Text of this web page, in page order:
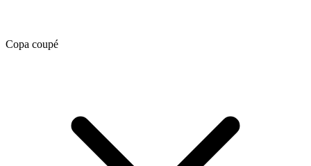
Copa coupé